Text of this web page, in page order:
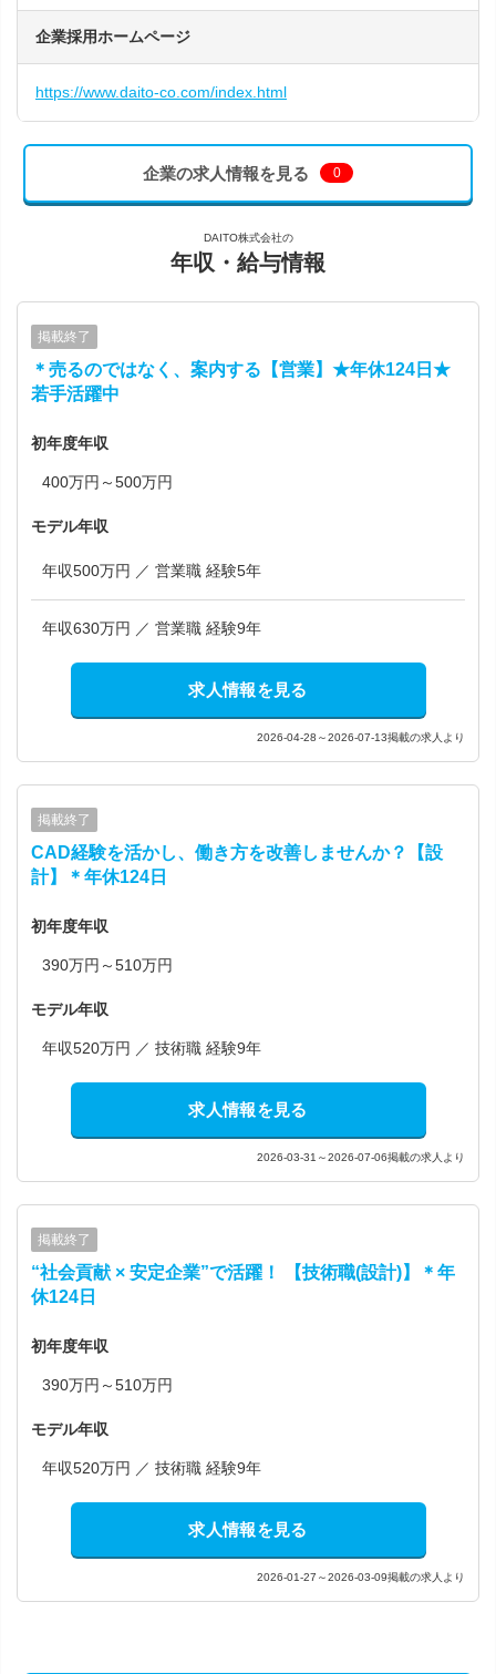
企業採用ホームページ
https://www.daito-co.com/index.html
企業の求人情報を見る 0
DAITO株式会社の
年収・給与情報
掲載終了
＊売るのではなく、案内する【営業】★年休124日★
若手活躍中
初年度年収
400万円～500万円
モデル年収
年収500万円 ／ 営業職 経験5年
年収630万円 ／ 営業職 経験9年
求人情報を見る
2026-04-28～2026-07-13掲載の求人より
掲載終了
CAD経験を活かし、働き方を改善しませんか？【設
計】＊年休124日
初年度年収
390万円～510万円
モデル年収
年収520万円 ／ 技術職 経験9年
求人情報を見る
2026-03-31～2026-07-06掲載の求人より
掲載終了
“社会貢献 × 安定企業”で活躍！ 【技術職(設計)】＊年
休124日
初年度年収
390万円～510万円
モデル年収
年収520万円 ／ 技術職 経験9年
求人情報を見る
2026-01-27～2026-03-09掲載の求人より